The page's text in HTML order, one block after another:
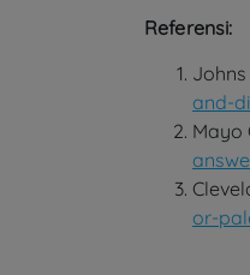
Referensi:
Johns
and-
Mayo
or-